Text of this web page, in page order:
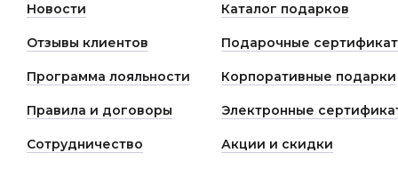
Новости Каталог подарков
Отзывы клиентов Подарочные
Программа лояльности Корпоративные подарки
Правила и договоры Электронные
Сотрудничество Акции и скидки